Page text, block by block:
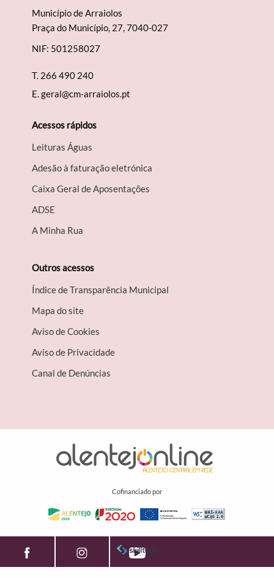
Município de Arraiolos
Praça do Município, 27, 7040-027
NIF: 501258027
T. 266 490 240
E.geral@cm-arraiolos.pt
Acessos rápidos
Leituras Águas
Adesão à faturação eletrónica
Caixa Geral de Aposentações
A​DSE
A Minha Rua
Outros acessos
Índice de Transparência Municipal
Mapa do site
Aviso de Cookies
Aviso de Privacidade
Canal de Denúncias
Cofinanciado por